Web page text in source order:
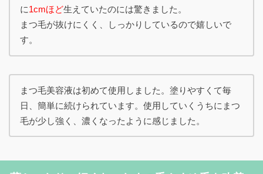
に1cmほど生えていたのには驚きました。
まつ毛が抜けにくく、しっかりしているので嬉しいで
す。
まつ毛美容液は初めて使用しました。塗りやすくて毎
日、簡単に続けられています。使用していくうちにまつ
毛が少し強く、濃くなったように感じました。